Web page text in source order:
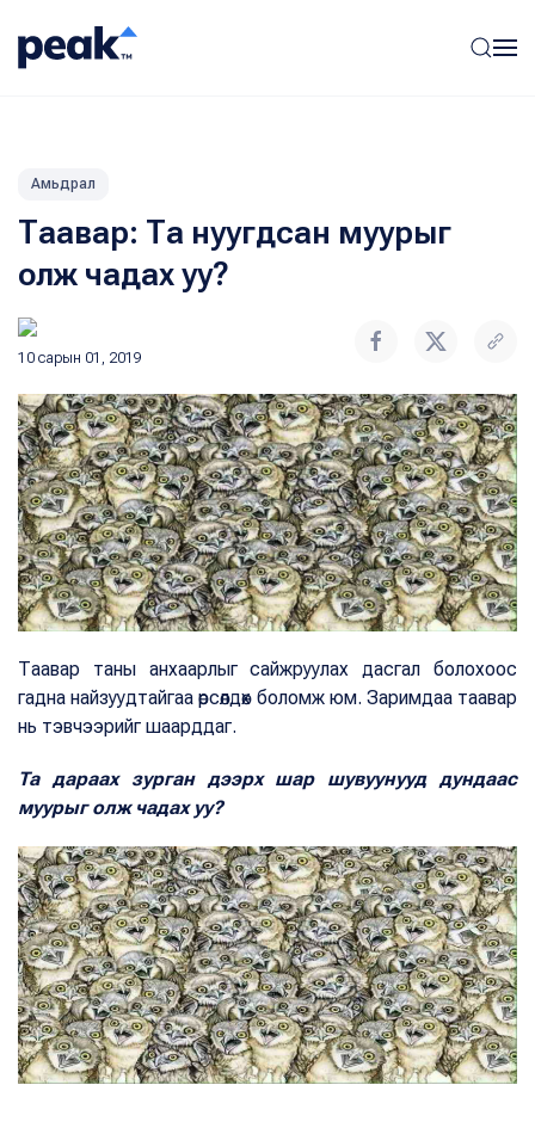
Амьдрал
Таавар: Та нуугдсан муурыг
олж чадах уу?
10 сарын 01, 2019
Таавар таны анхаарлыг сайжруулах дасгал болохоос
гадна найзуудтайгаа өрсөлдөх боломж юм. Заримдаа таавар
нь тэвчээрийг шаарддаг.
Та дараах зурган дээрх шар шувуунууд дундаас
муурыг олж чадах уу?